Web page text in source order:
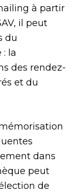
à partir
il peut
du
la
des rendez-
et du
dans
peut
de